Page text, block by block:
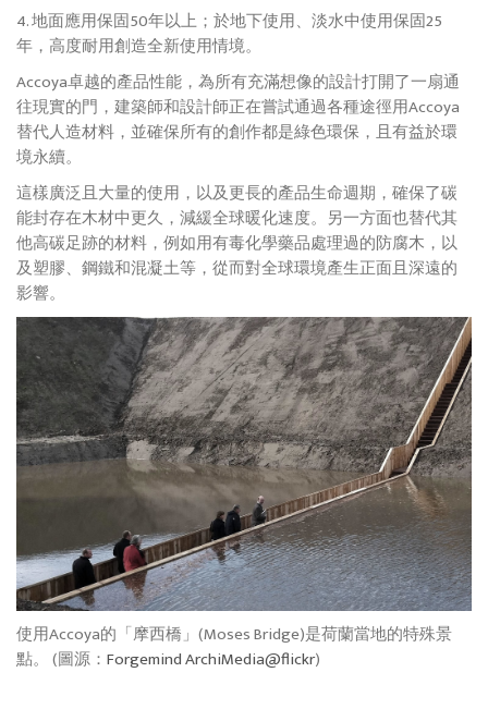
4. 地面應用保固50年以上；於地下使用、淡水中使用保固25
年，高度耐用創造全新使用情境。
Accoya卓越的產品性能，為所有充滿想像的設計打開了一扇通
往現實的門，建築師和設計師正在嘗試通過各種途徑用Accoya
替代人造材料，並確保所有的創作都是綠色環保，且有益於環
境永續。
這樣廣泛且大量的使用，以及更長的產品生命週期，確保了碳
能封存在木材中更久，減緩全球暖化速度。另一方面也替代其
他高碳足跡的材料，例如用有毒化學藥品處理過的防腐木，以
及塑膠、鋼鐵和混凝土等，從而對全球環境產生正面且深遠的
影響。
使用Accoya的「摩西橋」(Moses Bridge)是荷蘭當地的特殊景
點。 (圖源： Forgemind ArchiMedia@flickr)